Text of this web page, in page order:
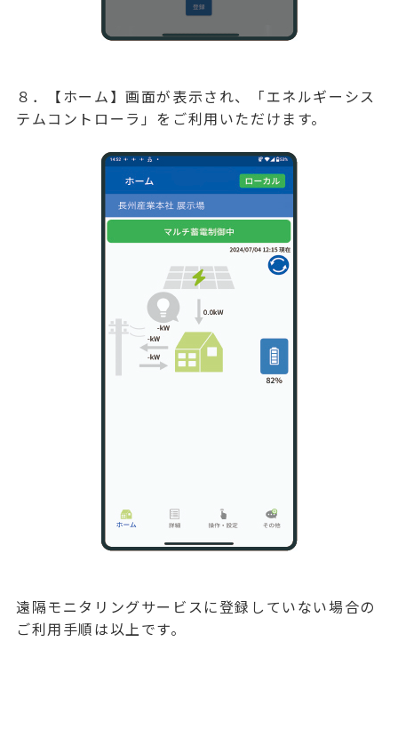
８．【ホーム】画面が表示され、「エネルギーシス
テムコントローラ」をご利用いただけます。
遠隔モニタリングサービスに登録していない場合の
ご利用手順は以上です。